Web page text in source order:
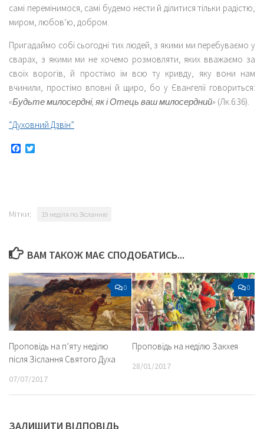
самі перемінимося, самі будемо нести й ділитися тільки радістю,
миром, любов’ю, добром.
Пригадаймо собі сьогодні тих людей, з якими ми перебуваємо у
сварах, з якими ми не хочемо розмовляти, яких вважаємо за
своїх ворогів, й простімо їм всю ту кривду, яку вони нам
вчинили, простімо вповні й щиро, бо у Євангелії говориться:
«Будьте милосердні, як і Отець ваш милосердний» (Лк.6:36).
“Духовний Дзвін”
Facebook
Мітки: 19 неділя по Зісланню
ВАМ ТАКОЖ МАЄ СПОДОБАТИСЬ...
0
Проповідь на п’яту неділю
після Зіслання Святого Духа
07/07/2017
0
Проповідь на неділю Закхея
28/01/2017
ЗАЛИШИТИ ВІДПОВІДЬ